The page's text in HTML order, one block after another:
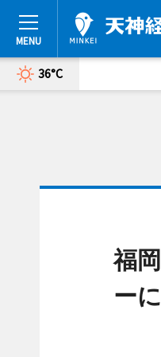
36°C
福
ーに